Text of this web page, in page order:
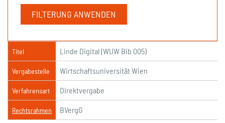
Titel Linde Digital (WUW Bib 005)
Vergabestelle Wirtschaftsuniversität Wien
Verfahrensart Direktvergabe
Rechtsrahmen BVergG